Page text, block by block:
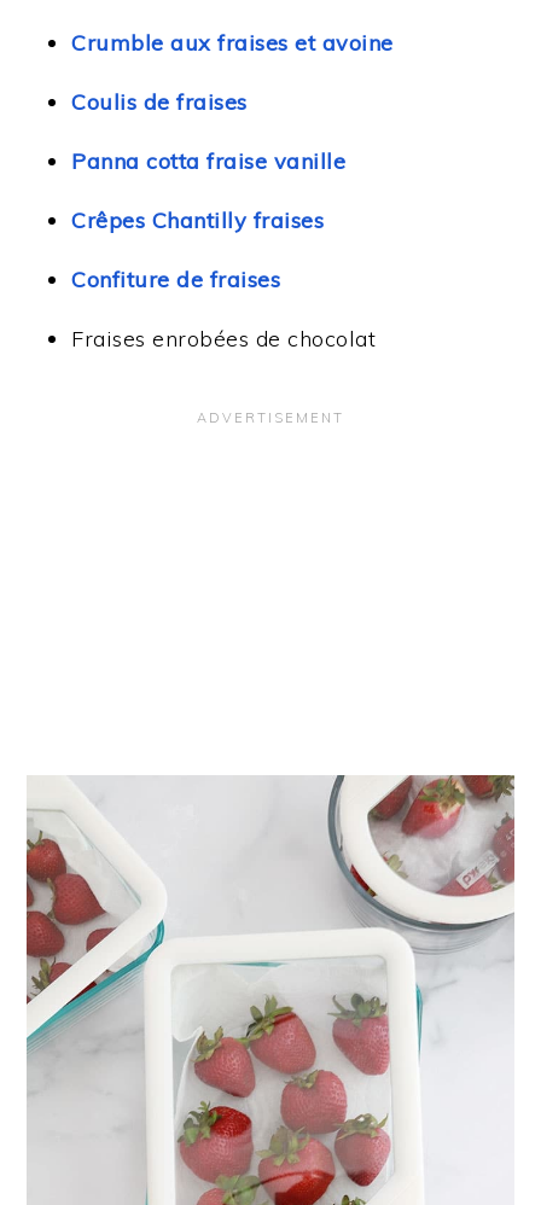
Crumble aux fraises et avoine
Coulis de fraises
Panna cotta fraise vanille
Crêpes Chantilly fraises
Confiture de fraises
Fraises enrobées de chocolat